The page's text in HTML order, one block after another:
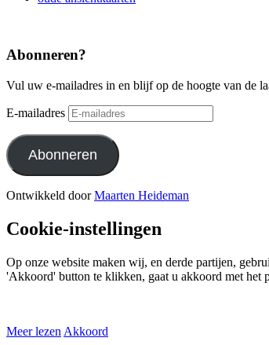
Abonneren?
Vul uw e-mailadres in en blijf op de hoogte van de
E-mailadres
Abonneren
Ontwikkeld doorMaarten Heideman
Cookie-instellingen
Op onze website maken wij, en derde partijen,
'Akkoord' button te klikken, gaat u akkoord met het
Meer lezen Akkoord